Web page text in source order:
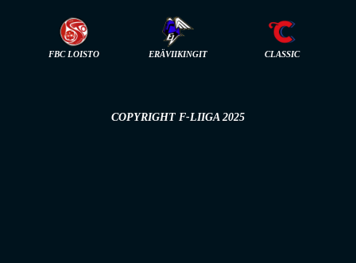
FBC LOISTO ERÄVIIKINGIT CLASSIC
COPYRIGHT F-LIIGA 2025